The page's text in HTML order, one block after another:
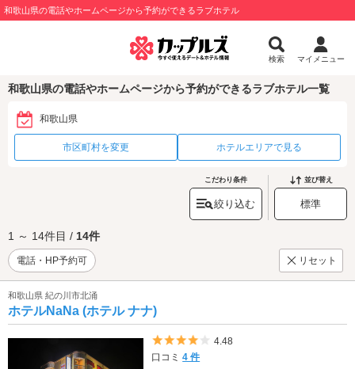
和歌山県の電話やホームページから予約ができるラブホテル
検索 マイメニュー
和歌山県の電話やホームページから予約ができるラブホテル一覧
和歌山県
市区町村を変更 ホテルエリアで見る
こだわり条件
絞り込む
並び替え
標準
1 ～ 14件目 / 14件
電話・HP予約可 リセット
和歌山県 紀の川市北涌
ホテルNaNa (ホテル ナナ)
5つ星のうち4
4.48
口コミ4 件